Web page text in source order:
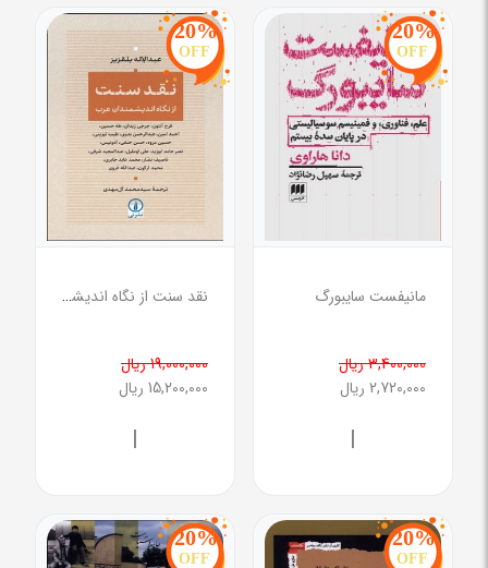
20%
OFF
مانیفست سایبورگ
3,400,000 ریال
2,720,000 ریال
|
20%
OFF
نقد سنت از نگاه اندیشمندان عرب
19,000,000 ریال
15,200,000 ریال
|
20%
OFF
20%
OFF